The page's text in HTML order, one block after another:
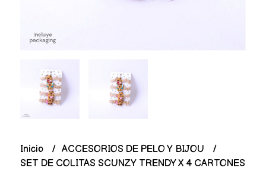
Inicio
ACCESORIOS DE PELO Y BIJOU
SET DE COLITAS SCUNZY TRENDY X 4 CARTONES